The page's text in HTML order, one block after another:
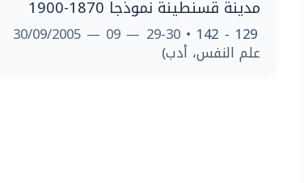
مدينة قسنطينة نموذجا 1870-1900
129 - 142
• 29-30 — 09 — 30/09/2005
علم النفس، أدب)